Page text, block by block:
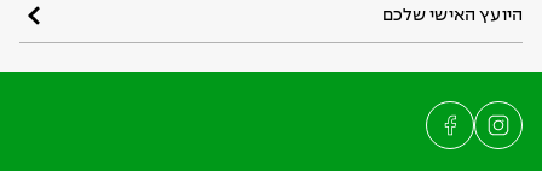
היועץ האישי שלכם